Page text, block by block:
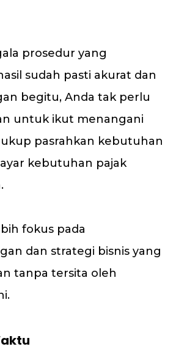
prosedur yang
sudah pasti akurat dan
begitu, Anda tak perlu
untuk ikut menangani
pasrahkan kebutuhan
kebutuhan pajak
fokus pada
dan strategi bisnis yang
tanpa tersita oleh